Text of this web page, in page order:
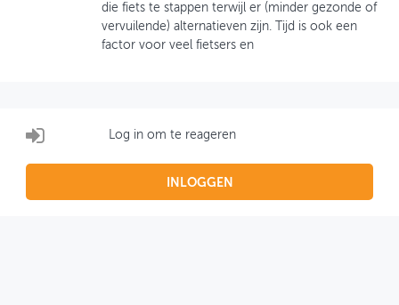
MIJN PROFIEL
GEBRUIKER
die fiets te stappen terwijl er (minder gezonde of
vervuilende) alternatieven zijn. Tijd is ook een
factor voor veel fietsers en
Log in om te reageren
INLOGGEN